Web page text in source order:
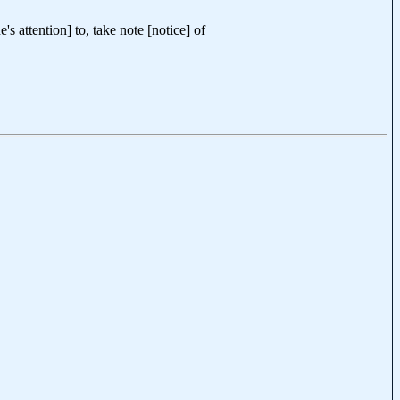
attention] to, take note [notice] of